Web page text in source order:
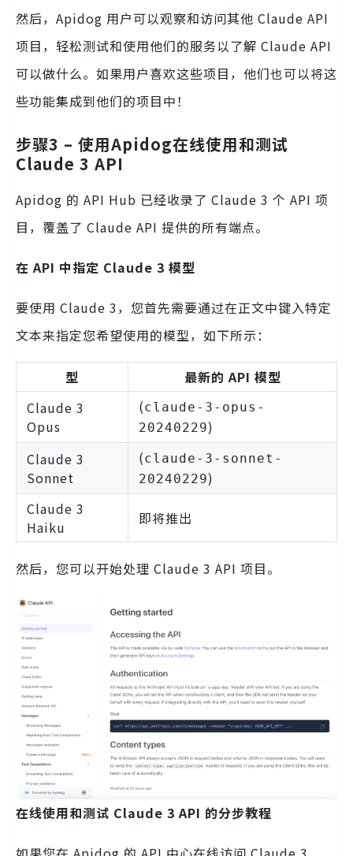
然后，Apidog 用户可以观察和访问其他 Claude API
项目，轻松测试和使用他们的服务以了解 Claude API
可以做什么。如果用户喜欢这些项目，他们也可以将这
些功能集成到他们的项目中！
步骤3 – 使用Apidog在线使用和测试
Claude 3 API
Apidog 的 API Hub 已经收录了 Claude 3 个 API 项
目，覆盖了 Claude API 提供的所有端点。
在 API 中指定 Claude 3 模型
要使用 Claude 3，您首先需要通过在正文中键入特定
文本来指定您希望使用的模型，如下所示：
型
最新的 API 模型
Claude 3
Opus
(claude-3-opus-
20240229)
Claude 3
Sonnet
(claude-3-sonnet-
20240229)
Claude 3
Haiku
即将推出
然后，您可以开始处理 Claude 3 API 项目。
在线使用和测试 Claude 3 API 的分步教程